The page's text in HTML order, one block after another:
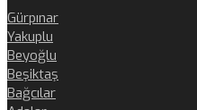
Gürpınar
Yakuplu
Beyoğlu
Beşiktaş
Bağcılar